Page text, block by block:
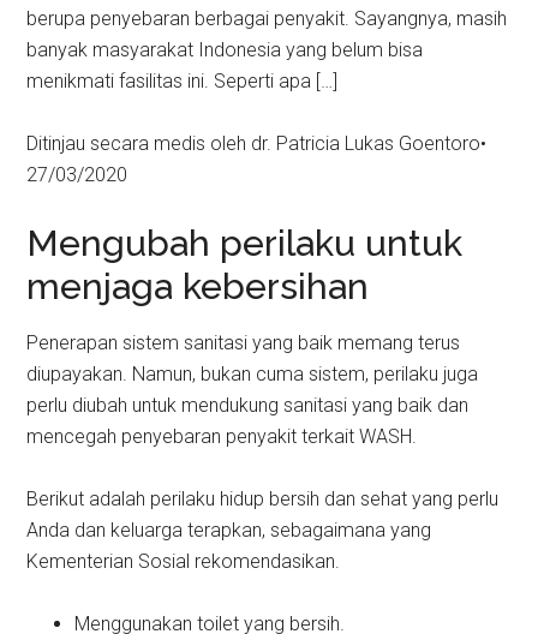
berupa penyebaran berbagai penyakit. Sayangnya, masih
banyak masyarakat Indonesia yang belum bisa
menikmati fasilitas ini. Seperti apa […]
Ditinjau secara medis oleh dr. Patricia Lukas Goentoro•
27/03/2020
Mengubah perilaku untuk
menjaga kebersihan
Penerapan sistem sanitasi yang baik memang terus
diupayakan. Namun, bukan cuma sistem, perilaku juga
perlu diubah untuk mendukung sanitasi yang baik dan
mencegah penyebaran penyakit terkait WASH.
Berikut adalah perilaku hidup bersih dan sehat yang perlu
Anda dan keluarga terapkan, sebagaimana yang
Kementerian Sosial rekomendasikan.
Menggunakan toilet yang bersih.